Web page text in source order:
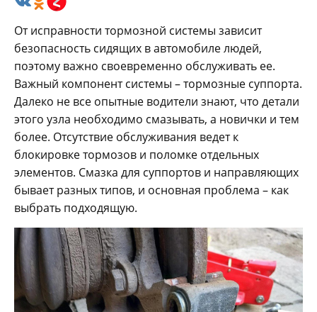
От исправности тормозной системы зависит
безопасность сидящих в автомобиле людей,
поэтому важно своевременно обслуживать ее.
Важный компонент системы – тормозные суппорта.
Далеко не все опытные водители знают, что детали
этого узла необходимо смазывать, а новички и тем
более. Отсутствие обслуживания ведет к
блокировке тормозов и поломке отдельных
элементов. Смазка для суппортов и направляющих
бывает разных типов, и основная проблема – как
выбрать подходящую.